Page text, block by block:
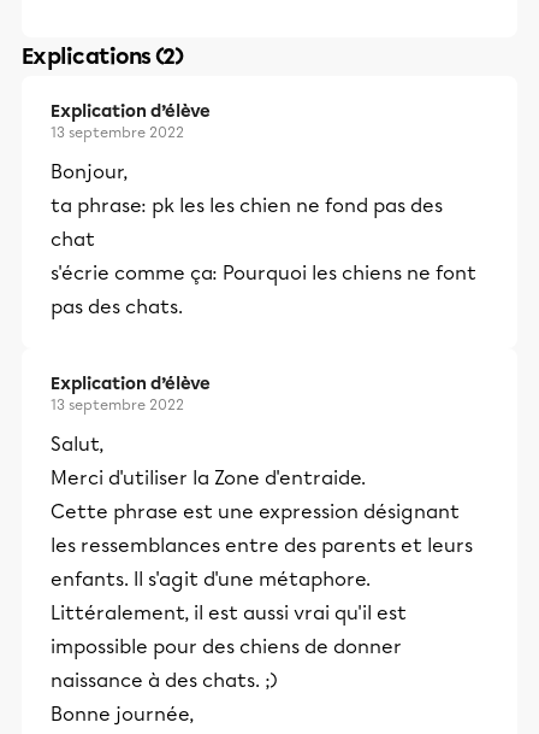
Explications (2)
Explication d’élève
13 septembre 2022
Bonjour,
ta phrase: pk les les chien ne fond pas des
chat
s'écrie comme ça: Pourquoi les chiens ne font
pas des chats.
Explication d’élève
13 septembre 2022
Salut,
Merci d'utiliser la Zone d'entraide.
Cette phrase est une expression désignant
les ressemblances entre des parents et leurs
enfants. Il s'agit d'une métaphore.
Littéralement, il est aussi vrai qu'il est
impossible pour des chiens de donner
naissance à des chats. ;)
Bonne journée,